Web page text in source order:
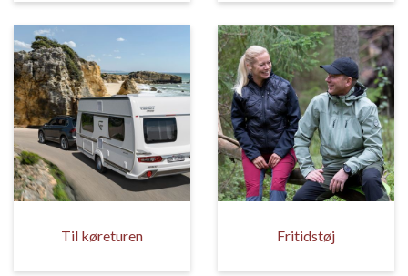
Til køreturen Fritidstøj